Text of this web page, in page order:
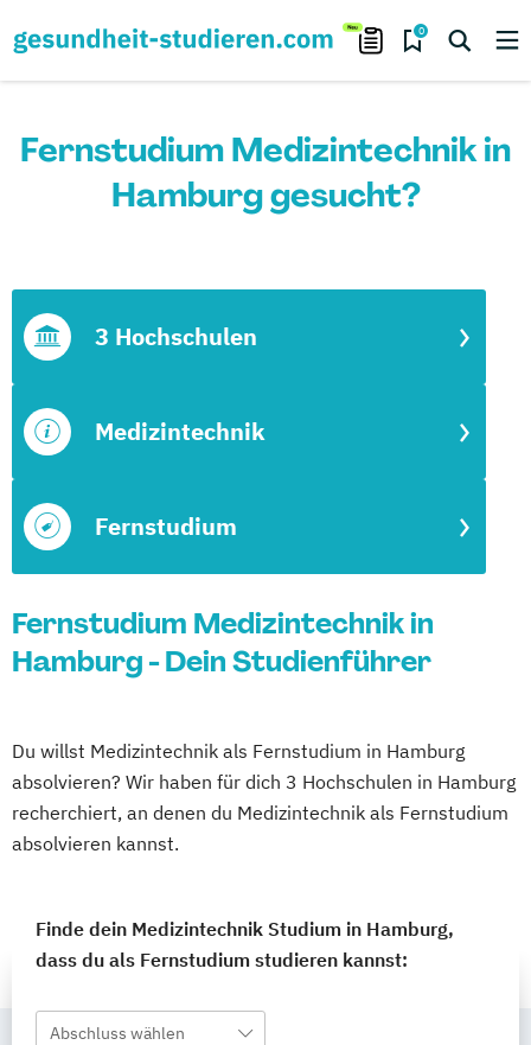
0
Fernstudium Medizintechnik in
Hamburg gesucht?
Fernstudium
Medizintechnik
3 Hochschulen
Fernstudium Medizintechnik in
Hamburg - Dein Studienführer
Du willst Medizintechnik als Fernstudium in Hamburg
absolvieren? Wir haben für dich 3 Hochschulen in Hamburg
recherchiert, an denen du Medizintechnik als Fernstudium
absolvieren kannst.
Finde dein Medizintechnik Studium in Hamburg,
dass du als Fernstudium studieren kannst:
Abschluss wählen